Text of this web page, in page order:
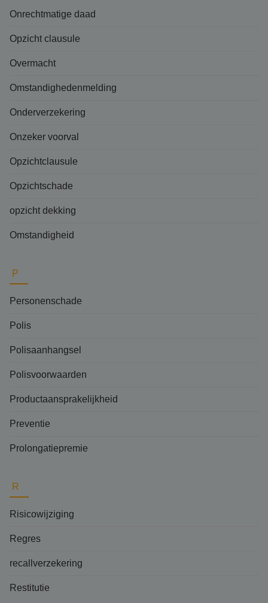
Onrechtmatige daad
Opzicht clausule
Overmacht
Omstandighedenmelding
Onderverzekering
Onzeker voorval
Opzichtclausule
Opzichtschade
opzicht dekking
Omstandigheid
P
Personenschade
Polis
Polisaanhangsel
Polisvoorwaarden
Productaansprakelijkheid
Preventie
Prolongatiepremie
R
Risicowijziging
Regres
recallverzekering
Restitutie